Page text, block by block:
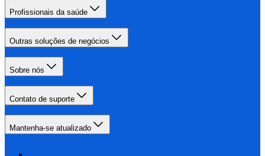
Profissionais da saúde
Outras soluções de negócios
Sobre nós
Contato de suporte
Mantenha-se atualizado